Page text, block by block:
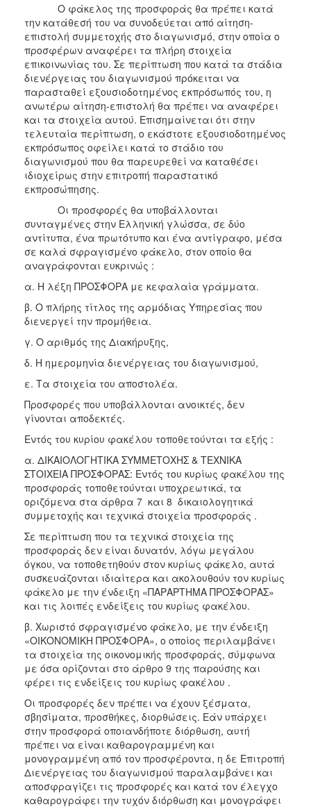
Ο φάκελος της προσφοράς θα πρέπει κατά
την κατάθεσή του να συνοδεύεται από αίτηση-
επιστολή συμμετοχής στο διαγωνισμό, στην οποία ο
προσφέρων αναφέρει τα πλήρη στοιχεία
επικοινωνίας του. Σε περίπτωση που κατά τα στάδια
διενέργειας του διαγωνισμού πρόκειται να
παρασταθεί εξουσιοδοτημένος εκπρόσωπός του, η
ανωτέρω αίτηση-επιστολή θα πρέπει να αναφέρει
και τα στοιχεία αυτού. Επισημαίνεται ότι στην
τελευταία περίπτωση, ο εκάστοτε εξουσιοδοτημένος
εκπρόσωπος οφείλει κατά το στάδιο του
διαγωνισμού που θα παρευρεθεί να καταθέσει
ιδιοχείρως στην επιτροπή παραστατικό
εκπροσώπησης.
Οι προσφορές θα υποβάλλονται
συνταγμένες στην Ελληνική γλώσσα, σε δύο
αντίτυπα, ένα πρωτότυπο και ένα αντίγραφο, μέσα
σε καλά σφραγισμέvo φάκελο, στov oπoίo θα
αναγράφονται ευκρινώς :
α. Η λέξη ΠΡΟΣΦΟΡΑ με κεφαλαία γράμματα.
β. Ο πλήρης τίτλος της αρμόδιας Υπηρεσίας που
διενεργεί την προμήθεια.
γ. Ο αριθμός της Διακήρυξης,
δ. Η ημερομηνία διενέργειας του διαγωνισμού,
ε. Τα στοιχεία του αποστολέα.
Προσφορές που υποβάλλονται ανοικτές, δεν
γίνονται αποδεκτές.
Εντός του κυρίου φακέλου τοποθετούνται τα εξής :
α. ΔΙΚΑΙΟΛΟΓΗΤΙΚΑ ΣΥΜΜΕΤΟΧΗΣ & ΤΕΧΝΙΚΑ
ΣΤΟΙΧΕΙΑ ΠΡΟΣΦΟΡΑΣ: Εντός του κυρίως φακέλου της
προσφοράς τοποθετούνται υποχρεωτικά, τα
οριζόμενα στα άρθρα 7 και 8 δικαιολογητικά
συμμετοχής και τεχνικά στοιχεία προσφοράς .
Σε περίπτωση που τα τεχνικά στοιχεία της
προσφοράς δεν είναι δυνατόν, λόγω μεγάλου
όγκου, να τοποθετηθούν στον κυρίως φάκελο, αυτά
συσκευάζονται ιδιαίτερα και ακολουθούν τον κυρίως
φάκελο με την ένδειξη «ΠΑΡΑΡΤΗΜΑ ΠΡΟΣΦΟΡΑΣ»
και τις λοιπές ενδείξεις του κυρίως φακέλου.
β. Χωριστό σφραγισμένο φάκελο, με την ένδειξη
«ΟΙΚΟΝΟΜΙΚΗ ΠΡΟΣΦΟΡΑ», ο οποίος περιλαμβάνει
τα στοιχεία της οικονομικής προσφοράς, σύμφωνα
με όσα ορίζονται στο άρθρο 9 της παρούσης και
φέρει τις ενδείξεις του κυρίως φακέλου .
Οι προσφορές δεν πρέπει να έχουν ξέσματα,
σβησίματα, προσθήκες, διορθώσεις. Εάν υπάρχει
στην προσφορά οποιανδήποτε διόρθωση, αυτή
πρέπει να είναι καθαρογραμμένη και
μονογραμμένη από τον προσφέροντα, η δε Επιτροπή
Διενέργειας του διαγωνισμού παραλαμβάνει και
αποσφραγίζει τις προσφορές και κατά τον έλεγχο
καθαρογράφει την τυχόν διόρθωση και μονογράφει